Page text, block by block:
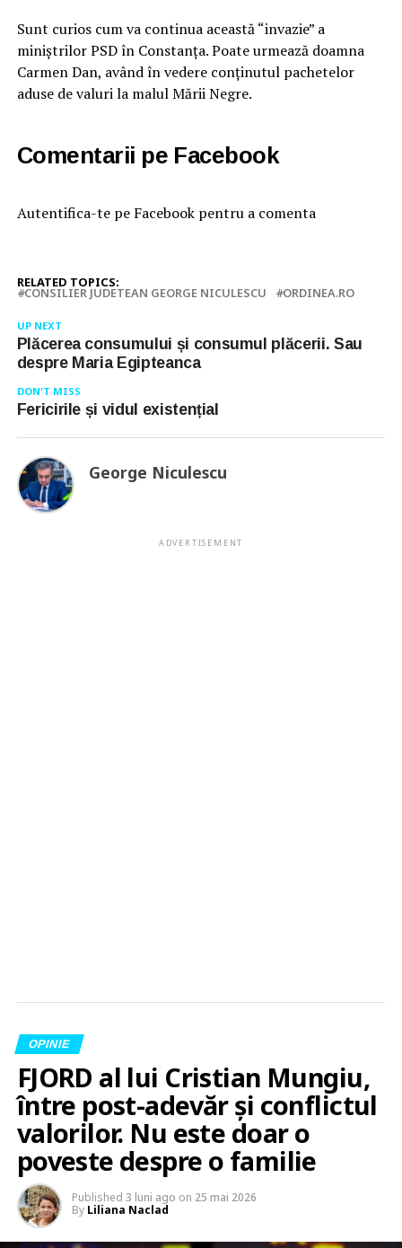
Sunt curios cum va continua această “invazie” a
miniștrilor PSD în Constanța. Poate urmează doamna
Carmen Dan, având în vedere conținutul pachetelor
aduse de valuri la malul Mării Negre.
Comentarii pe Facebook
Autentifica-te pe Facebook pentru a comenta
RELATED TOPICS:
CONSILIER JUDETEAN GEORGE NICULESCU ORDINEA.RO
UP NEXT
Plăcerea consumului și consumul plăcerii. Sau
despre Maria Egipteanca
DON'T MISS
Fericirile și vidul existențial
George Niculescu
ADVERTISEMENT
OPINIE
FJORD al lui Cristian Mungiu,
între post-adevăr și conflictul
valorilor. Nu este doar o
poveste despre o familie
Published 3 luni ago on 25 mai 2026
By Liliana Naclad